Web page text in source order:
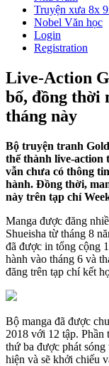
Truyện xưa 8x
Nobel Văn học
Login
Registration
Live-Action
bố, đồng thời
tháng này
Bộ truyện tranh
thể thành live-action
vẫn chưa có thông
hành. Đồng thời,
này trên tạp chí
Manga được đăng
Shueisha từ tháng 8
đã được in tổng cộng
hành vào tháng 6 và
đăng trên tạp chí kết
Bộ manga đã được
2018 với 12 tập. Phần
thứ ba được phát
hiện và sẽ khởi chiếu